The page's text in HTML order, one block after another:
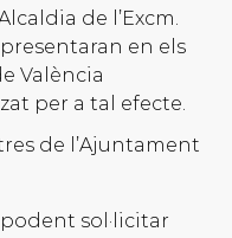
de l’Excm.
en els
València
per a tal efecte.
de l’Ajuntament
sol·licitar